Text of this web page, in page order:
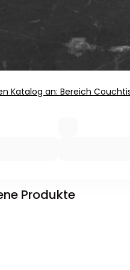
Katalog an: Bereich
Produkte